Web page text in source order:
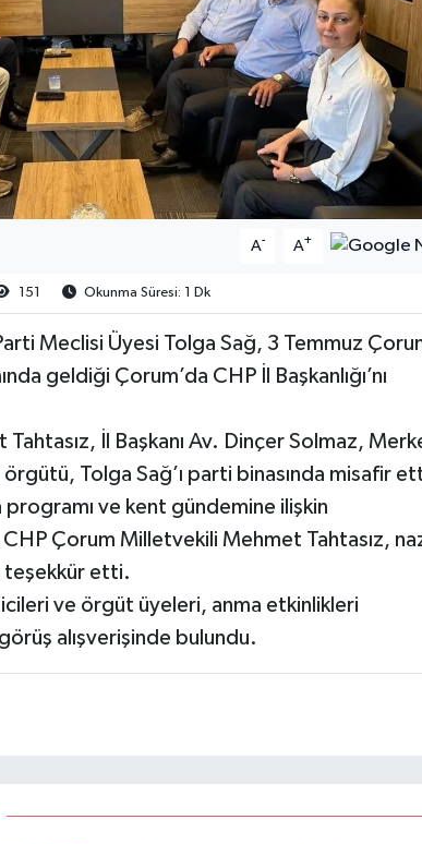
A- A+
151 Okunma Süresi: 1 Dk
Meclisi Üyesi Tolga Sağ, 3 Temmuz
geldiği Çorum’da CHP İl Başkanlığı’nı
İl Başkanı Av. Dinçer Solmaz,
örgütü, Tolga Sağ’ı parti binasında misafir
ve kent gündemine ilişkin
Çorum Milletvekili Mehmet Tahtasız,
teşekkür etti.
ve örgüt üyeleri, anma etkinlikleri
alışverişinde bulundu.